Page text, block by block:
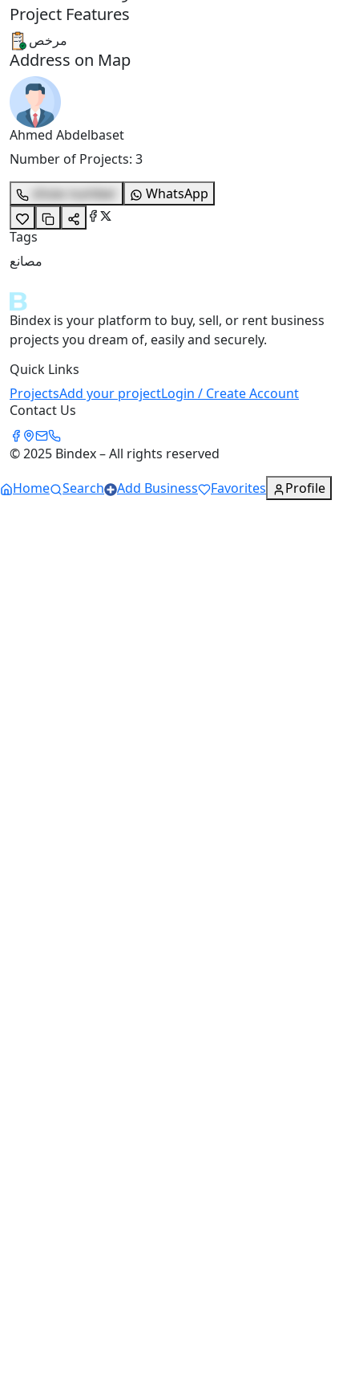
Project Features
مرخص
Address on Map
Ahmed Abdelbaset
Number of Projects: 3
show number
WhatsApp
Tags
مصانع
Bindex is your platform to buy, sell, or rent business
projects you dream of, easily and securely.
Quick Links
ProjectsAdd your projectLogin / Create Account
Contact Us
© 2025 Bindex – All rights reserved
Home
Search Add Business Favorites Profile